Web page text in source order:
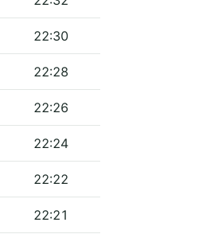
22:30
22:28
22:26
22:24
22:22
22:21